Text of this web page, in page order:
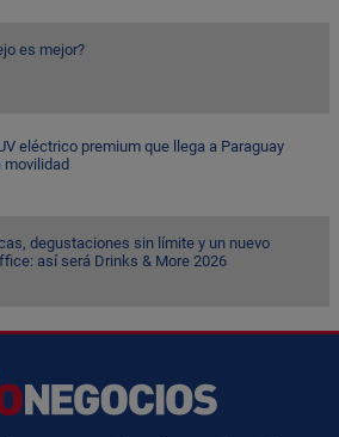
es mejor?
eléctrico premium que llega a Paraguay
movilidad
degustaciones sin límite y un nuevo
así será Drinks & More 2026